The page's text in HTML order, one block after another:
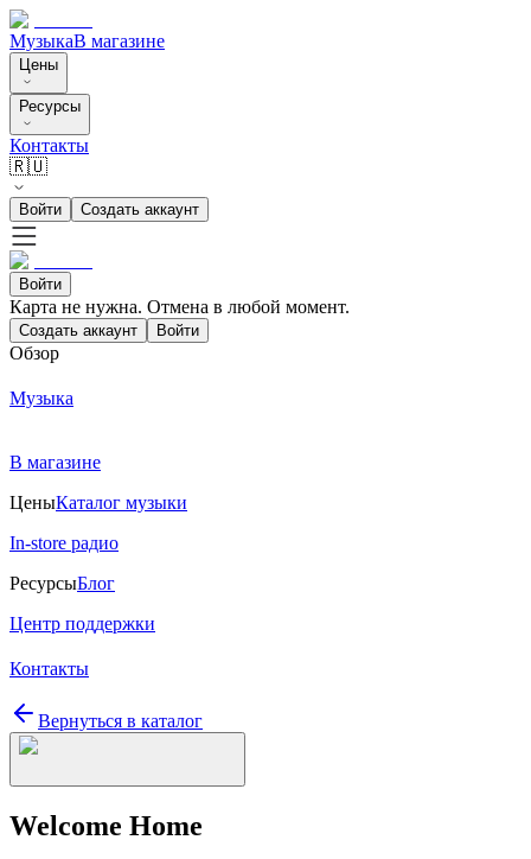
МузыкаВ магазине
Цены
Ресурсы
Контакты
🇷🇺
Войти Создать аккаунт
Войти
Карта не нужна. Отмена в любой момент.
Создать аккаунт Войти
Обзор
Музыка
В магазине
ЦеныКаталог музыки
In-store радио
РесурсыБлог
Центр поддержки
Контакты
Вернуться в каталог
Welcome Home